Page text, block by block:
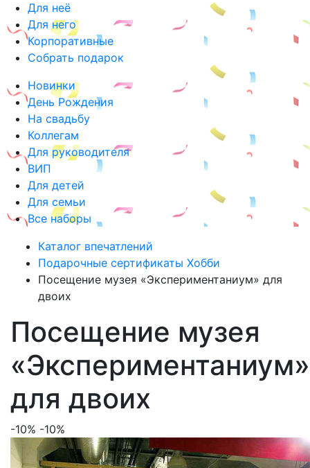
Для неё
Для него
Корпоративные
Собрать подарок
Новинки
День Рождения
На свадьбу
Коллегам
Для руководителя
ВИП
Для детей
Для семьи
Все наборы
Каталог впечатлений
Подарочные сертификаты Хобби
Посещение музея «Экспериментаниум» для
двоих
Посещение музея
«Экспериментаниум»
для двоих
-10% -10%